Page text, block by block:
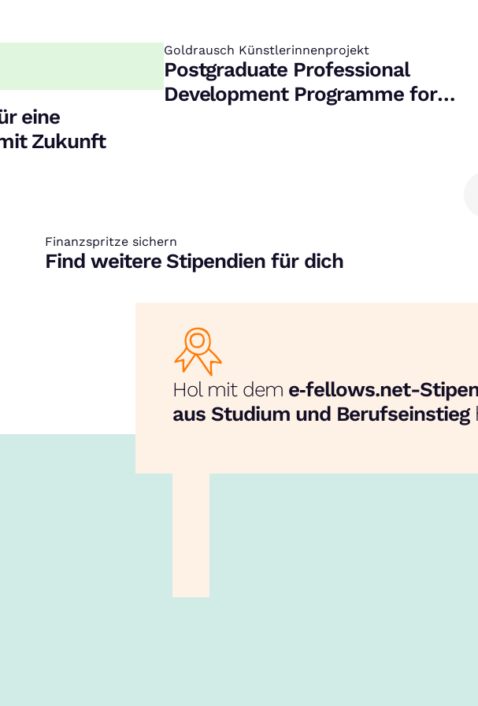
eine
Zukunft
Goldrausch Künstlerinnenprojekt
:
Postgraduate Professional
Development Programme for
Finanzspritze sichern
:
Find weitere Stipendien für dich
Hol mit dem e‑fellows.net-
aus Studium und Berufseinstieg